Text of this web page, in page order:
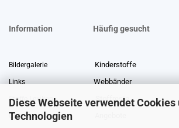
Diese Webseite verwendet Cookies
Technologien
Information Häufig gesucht
Bildergalerie Kinderstoffe
Links Webbänder
Stoffe Lexikon Stoffreste
Über uns